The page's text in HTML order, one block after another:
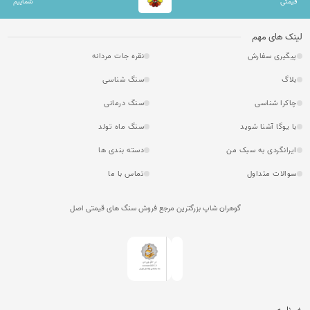
لینک های مهم
پیگیری سفارش
نقره جات مردانه
بلاگ
سنگ شناسی
چاکرا شناسی
سنگ درمانی
با یوگا آشنا شوید
سنگ ماه تولد
ایرانگردی به سبک من
دسته بندی ها
سوالات متداول
تماس با ما
گوهران شاپ بزرگترین مرجع فروش سنگ های قیمتی اصل